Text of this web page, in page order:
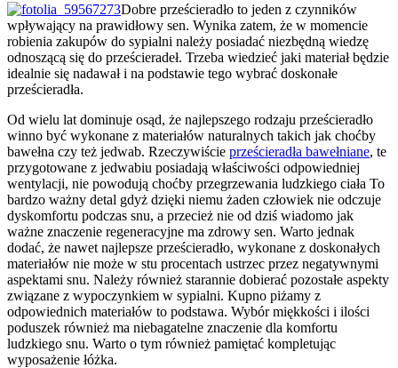
Dobre prześcieradło to jeden z czynników
wpływający na prawidłowy sen. Wynika zatem, że w momencie
robienia zakupów do sypialni należy posiadać niezbędną wiedzę
odnoszącą się do prześcieradeł. Trzeba wiedzieć jaki materiał będzie
idealnie się nadawał i na podstawie tego wybrać doskonałe
prześcieradła.
Od wielu lat dominuje osąd, że najlepszego rodzaju prześcieradło
winno być wykonane z materiałów naturalnych takich jak choćby
bawełna czy też jedwab. Rzeczywiście prześcieradła bawełniane, te
przygotowane z jedwabiu posiadają właściwości odpowiedniej
wentylacji, nie powodują choćby przegrzewania ludzkiego ciała To
bardzo ważny detal gdyż dzięki niemu żaden człowiek nie odczuje
dyskomfortu podczas snu, a przecież nie od dziś wiadomo jak
ważne znaczenie regeneracyjne ma zdrowy sen. Warto jednak
dodać, że nawet najlepsze prześcieradło, wykonane z doskonałych
materiałów nie może w stu procentach ustrzec przez negatywnymi
aspektami snu. Należy również starannie dobierać pozostałe aspekty
związane z wypoczynkiem w sypialni. Kupno piżamy z
odpowiednich materiałów to podstawa. Wybór miękkości i ilości
poduszek również ma niebagatelne znaczenie dla komfortu
ludzkiego snu. Warto o tym również pamiętać kompletując
wyposażenie łóżka.